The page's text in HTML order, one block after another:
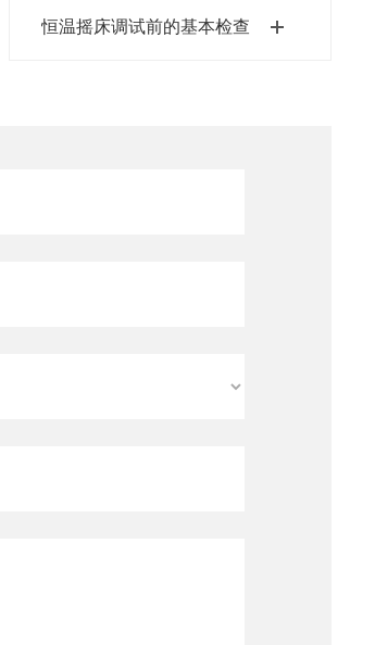
恒温摇床调试前的基本检查